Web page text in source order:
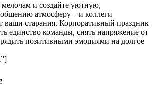
и создайте уютную,
атмосферу – и коллеги
ваши старания. Корпоративный праздник
единство команды, снять напряжение от
позитивными эмоциями на долгое